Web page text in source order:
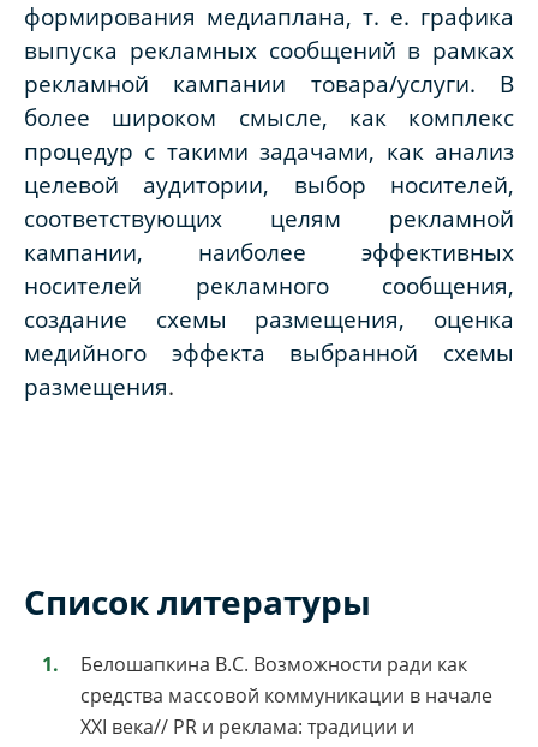
формирования медиаплана, т. е. графика
выпуска рекламных сообщений в рамках
рекламной кампании товара/услуги. В
более широком смысле, как комплекс
процедур с такими задачами, как анализ
целевой аудитории, выбор носителей,
соответствующих целям рекламной
кампании, наиболее эффективных
носителей рекламного сообщения,
создание схемы размещения, оценка
медийного эффекта выбранной схемы
размещения.
Список литературы
Белошапкина В.С. Возможности ради как
средства массовой коммуникации в начале
XXI века// PR и реклама: традиции и